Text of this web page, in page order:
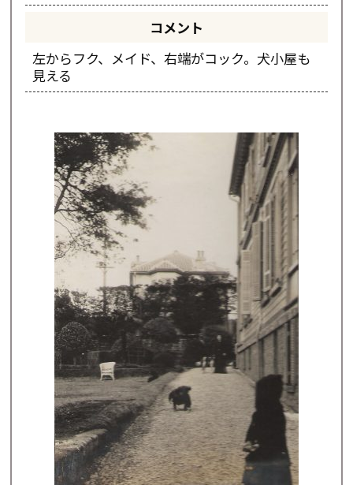
コメント
左からフク、メイド、右端がコック。犬小屋も
見える